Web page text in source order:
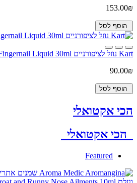
153.00₪
הוסף לסל
Kart נוזל לציפורניים Kart Fingernail Liquid 30ml
90.00₪
הוסף לסל
הכי אקטואלי
הכי אקטואלי
Featured